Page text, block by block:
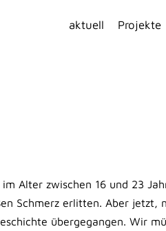
aktuell Projekte
Alter zwischen 16 und 23
Schmerz erlitten. Aber jetzt,
übergegangen. Wir